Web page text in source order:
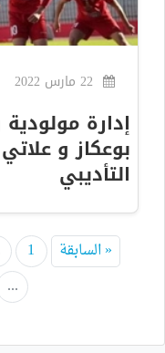
إدارة
بوعكاز و
التأديبي
« السابقة 1
...